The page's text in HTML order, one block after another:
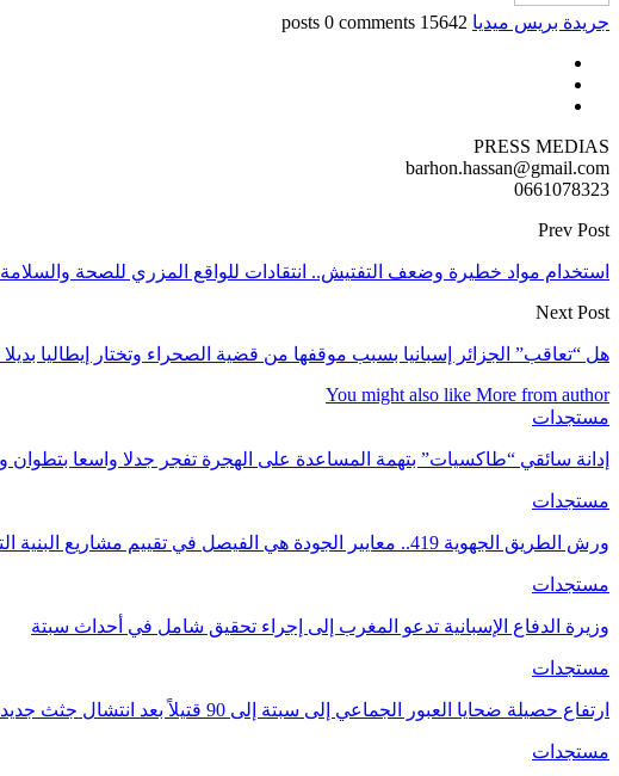
جريدة بريس ميديا 15642 posts
0 comments
PRESS MEDIAS
barhon.hassan@gmail.com
0661078323
Prev Post
استخدام مواد خطيرة وضعف التفتيش.. انتقادات للواقع المزري للصحة
Next Post
هل “تعاقب” الجزائر إسبانيا بسبب موقفها من قضية الصحراء وتختار إيطاليا
You might also like More from author
مستجدات
إدانة سائقي “طاكسيات” بتهمة المساعدة على الهجرة تفجر جدلا واسعا بتطوان
مستجدات
ورش الطريق الجهوية 419.. معايير الجودة هي الفيصل في تقييم مشاريع البنية التحتية.
مستجدات
وزيرة الدفاع الإسبانية تدعو المغرب إلى إجراء تحقيق شامل في أحداث سبتة
مستجدات
ارتفاع حصيلة ضحايا العبور الجماعي إلى سبتة إلى 90 قتيلاً بعد انتشال جثث جديدة
مستجدات